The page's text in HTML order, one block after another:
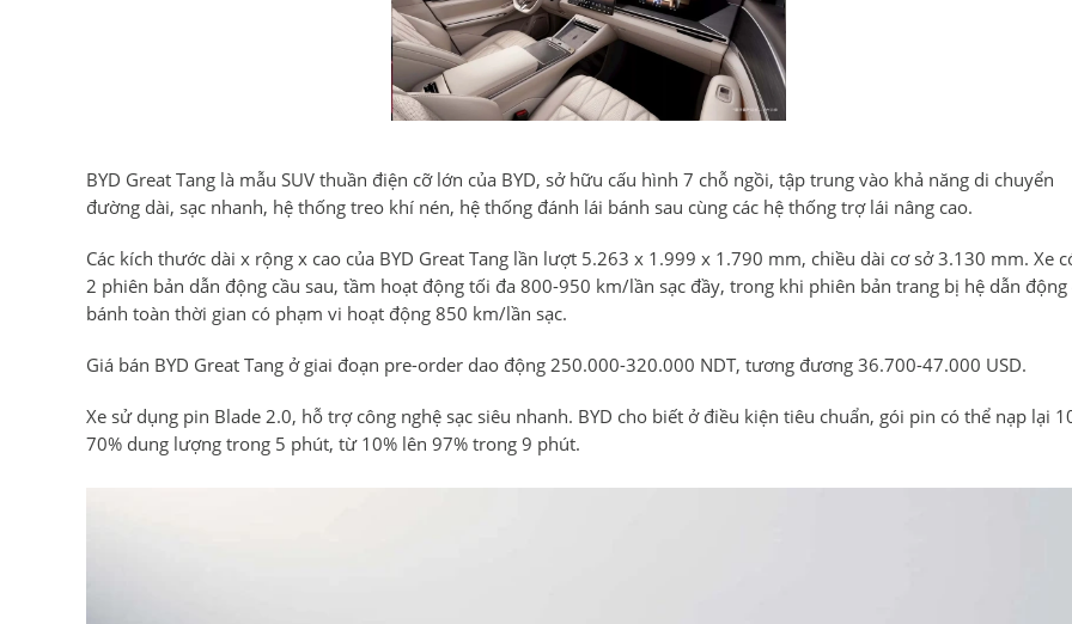
BYD Great Tang là mẫu SUV thuần điện cỡ lớn của BYD, sở hữu cấu hình 7 chỗ ngồi, tập trung vào khả năng di chuyển
đường dài, sạc nhanh, hệ thống treo khí nén, hệ thống đánh lái bánh sau cùng các hệ thống trợ lái nâng cao.
Các kích thước dài x rộng x cao của BYD Great Tang lần lượt 5.263 x 1.999 x 1.790 mm, chiều dài cơ sở 3.130 mm. Xe
2 phiên bản dẫn động cầu sau, tầm hoạt động tối đa 800-950 km/lần sạc đầy, trong khi phiên bản trang bị hệ dẫn động
bánh toàn thời gian có phạm vi hoạt động 850 km/lần sạc.
Giá bán BYD Great Tang ở giai đoạn pre-order dao động 250.000-320.000 NDT, tương đương 36.700-47.000 USD.
Xe sử dụng pin Blade 2.0, hỗ trợ công nghệ sạc siêu nhanh. BYD cho biết ở điều kiện tiêu chuẩn, gói pin có thể nạp lại
70% dung lượng trong 5 phút, từ 10% lên 97% trong 9 phút.